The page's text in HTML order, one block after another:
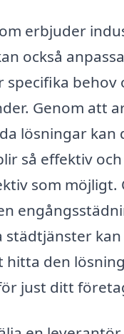
erbjuder
också
behov
Genom att
lösningar kan
så effektiv och
som möjligt.
städtjänster
hitta den
just ditt